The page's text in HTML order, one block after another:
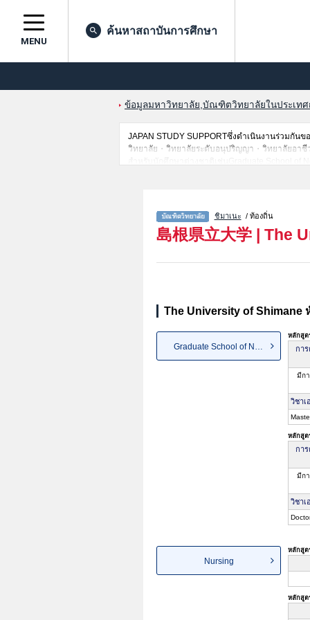
MENU
ค้นหาสถาบันการศึกษา
ข้อมูลมหาวิทยาลัย,บัณฑิตวิทยาลัยในประเท
JAPAN STUDY SUPPORTซึ่งดำเนินงานร่วมกั
วิทยาลัย・วิทยาลัยระดับอนุปริญญา・วิทยาลัยอาชี
สำหรับนักศึกษาต่างชาติเช่นGraduate School of
ชิมาเนะ / ท้องถิ่น
島根県立大学 | The
The University of Shimane
Graduate School of North East...
หลักสูต
กา
มีก
วิชาเ
หลักสูต
กา
มีก
วิชาเ
Nursing
หลักสูต
หลักสูต